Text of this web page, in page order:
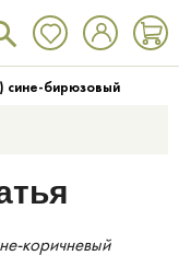
сине-бирюзовый